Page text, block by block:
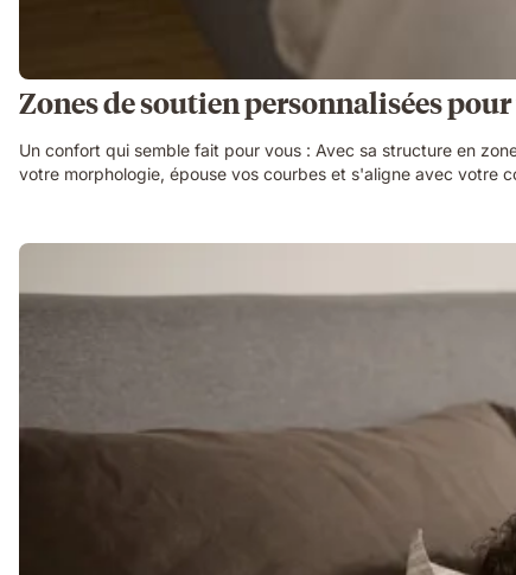
Zones de soutien personnalisées
Un confort qui semble fait pour vous : Avec sa structure en
votre morphologie, épouse vos courbes et s'aligne avec votre